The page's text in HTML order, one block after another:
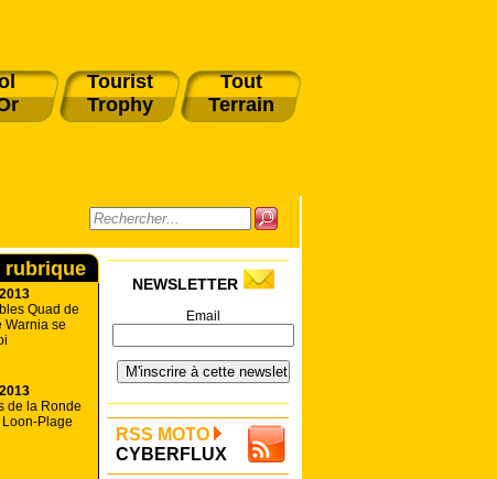
Tourist
Trophy
Tout
Terrain
rubrique
Quad de
Warnia se
de la Ronde
Plage
NEWSLETTER
Email
RSS MOTO
CYBERFLUX